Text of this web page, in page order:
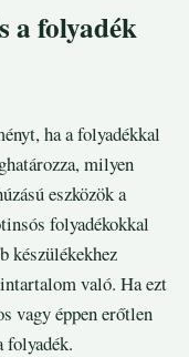
a folyadék
ha a folyadékkal
milyen
eszközök a
folyadékokkal
készülékekhez
való. Ha ezt
vagy éppen erőtlen
folyadék.